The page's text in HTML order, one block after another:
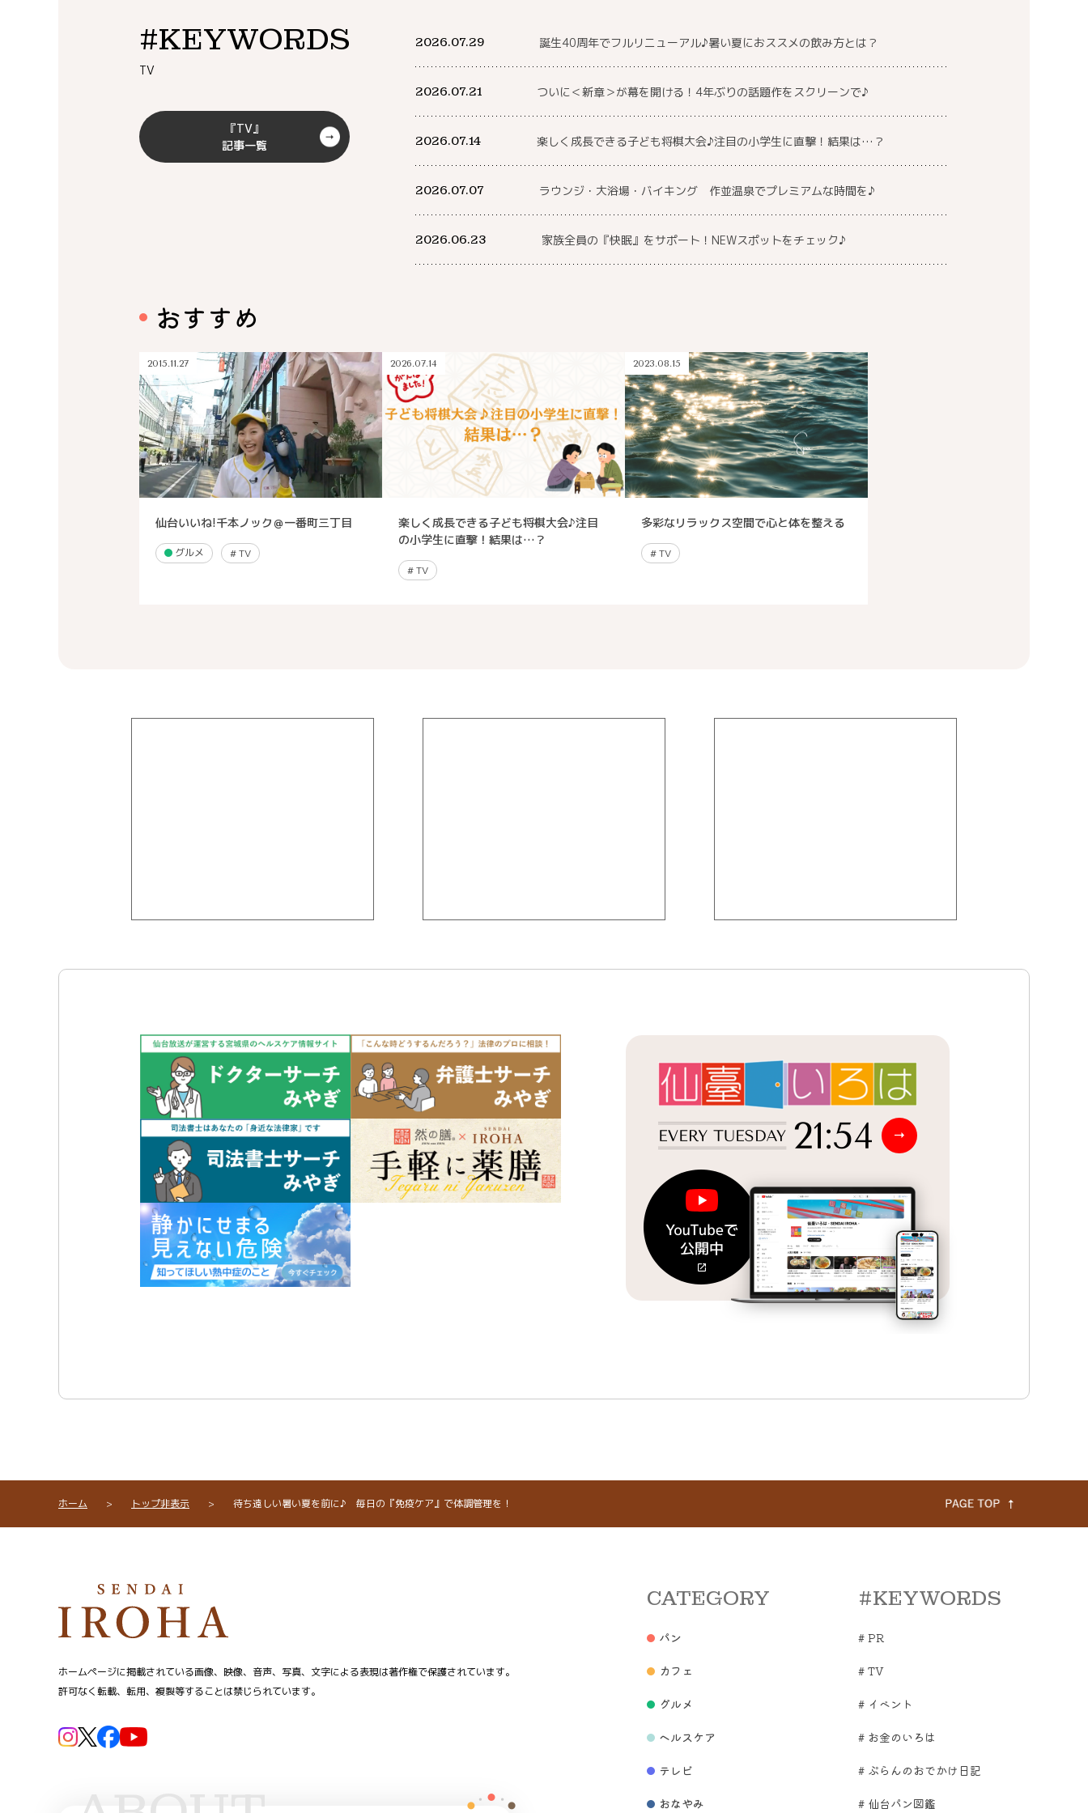
#KEYWORDS
TV
『TV』
記事一覧
2026.07.29 誕生40周年でフルリニューアル♪暑い夏におススメの飲み方とは？
2026.07.21 ついに＜新章＞が幕を開ける！4年ぶりの話題作をスクリーンで♪
2026.07.14 楽しく成長できる子ども将棋大会♪注目の小学生に直撃！結果は…？
2026.07.07 ラウンジ・大浴場・バイキング 作並温泉でプレミアムな時間を♪
2026.06.23 家族全員の『快眠』をサポート！NEWスポットをチェック♪
おすすめ
2015.11.27
仙台いいね!千本ノック＠一番町三丁目
グルメ #TV
2026.07.14
楽しく成長できる子ども将棋大会♪注目
の小学生に直撃！結果は…？
#TV
2023.08.15
多彩なリラックス空間で心と体を整える
#TV
ホーム > トップ非表示 > 待ち遠しい暑い夏を前に♪ 毎日の『免疫ケア』で体調管理を！
ホームページに掲載されている画像、映像、音声、写真、文字による表現は著作権で保護されています。
許可なく転載、転用、複製等することは禁じられています。
CATEGORY
パン
カフェ
グルメ
ヘルスケア
テレビ
おなやみ
#KEYWORDS
# PR
# TV
# イベント
# お金のいろは
# ぷらんのおでかけ日記
# 仙台パン図鑑